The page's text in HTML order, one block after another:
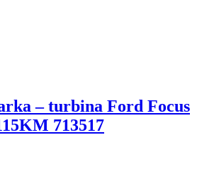
– turbina Ford Focus
713517